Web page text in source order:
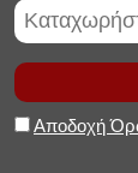
Αποδοχή